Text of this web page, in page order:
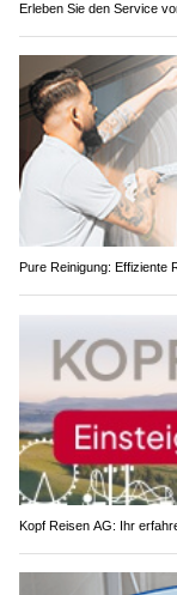
Erleben Sie den Service
Pure Reinigung: Effiziente
Kopf Reisen AG: Ihr